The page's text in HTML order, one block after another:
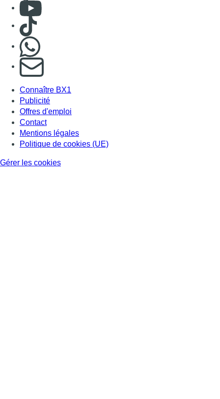
Consulter Youtube
Consulter TikTok
S'abonner à notre newsletter
Connaître BX1
Publicité
Offres d'emploi
Contact
Mentions légales
Politique de cookies (UE)
Gérer les cookies